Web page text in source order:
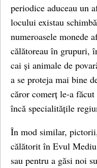
periodice aduceau un
locului existau
numeroasele monede
călătoreau în grupuri,
cai și animale de
a se proteja mai bine
căror comerț le-a
încă specialitățile
În mod similar,
călătorit în Evul
sau pentru a găsi noi